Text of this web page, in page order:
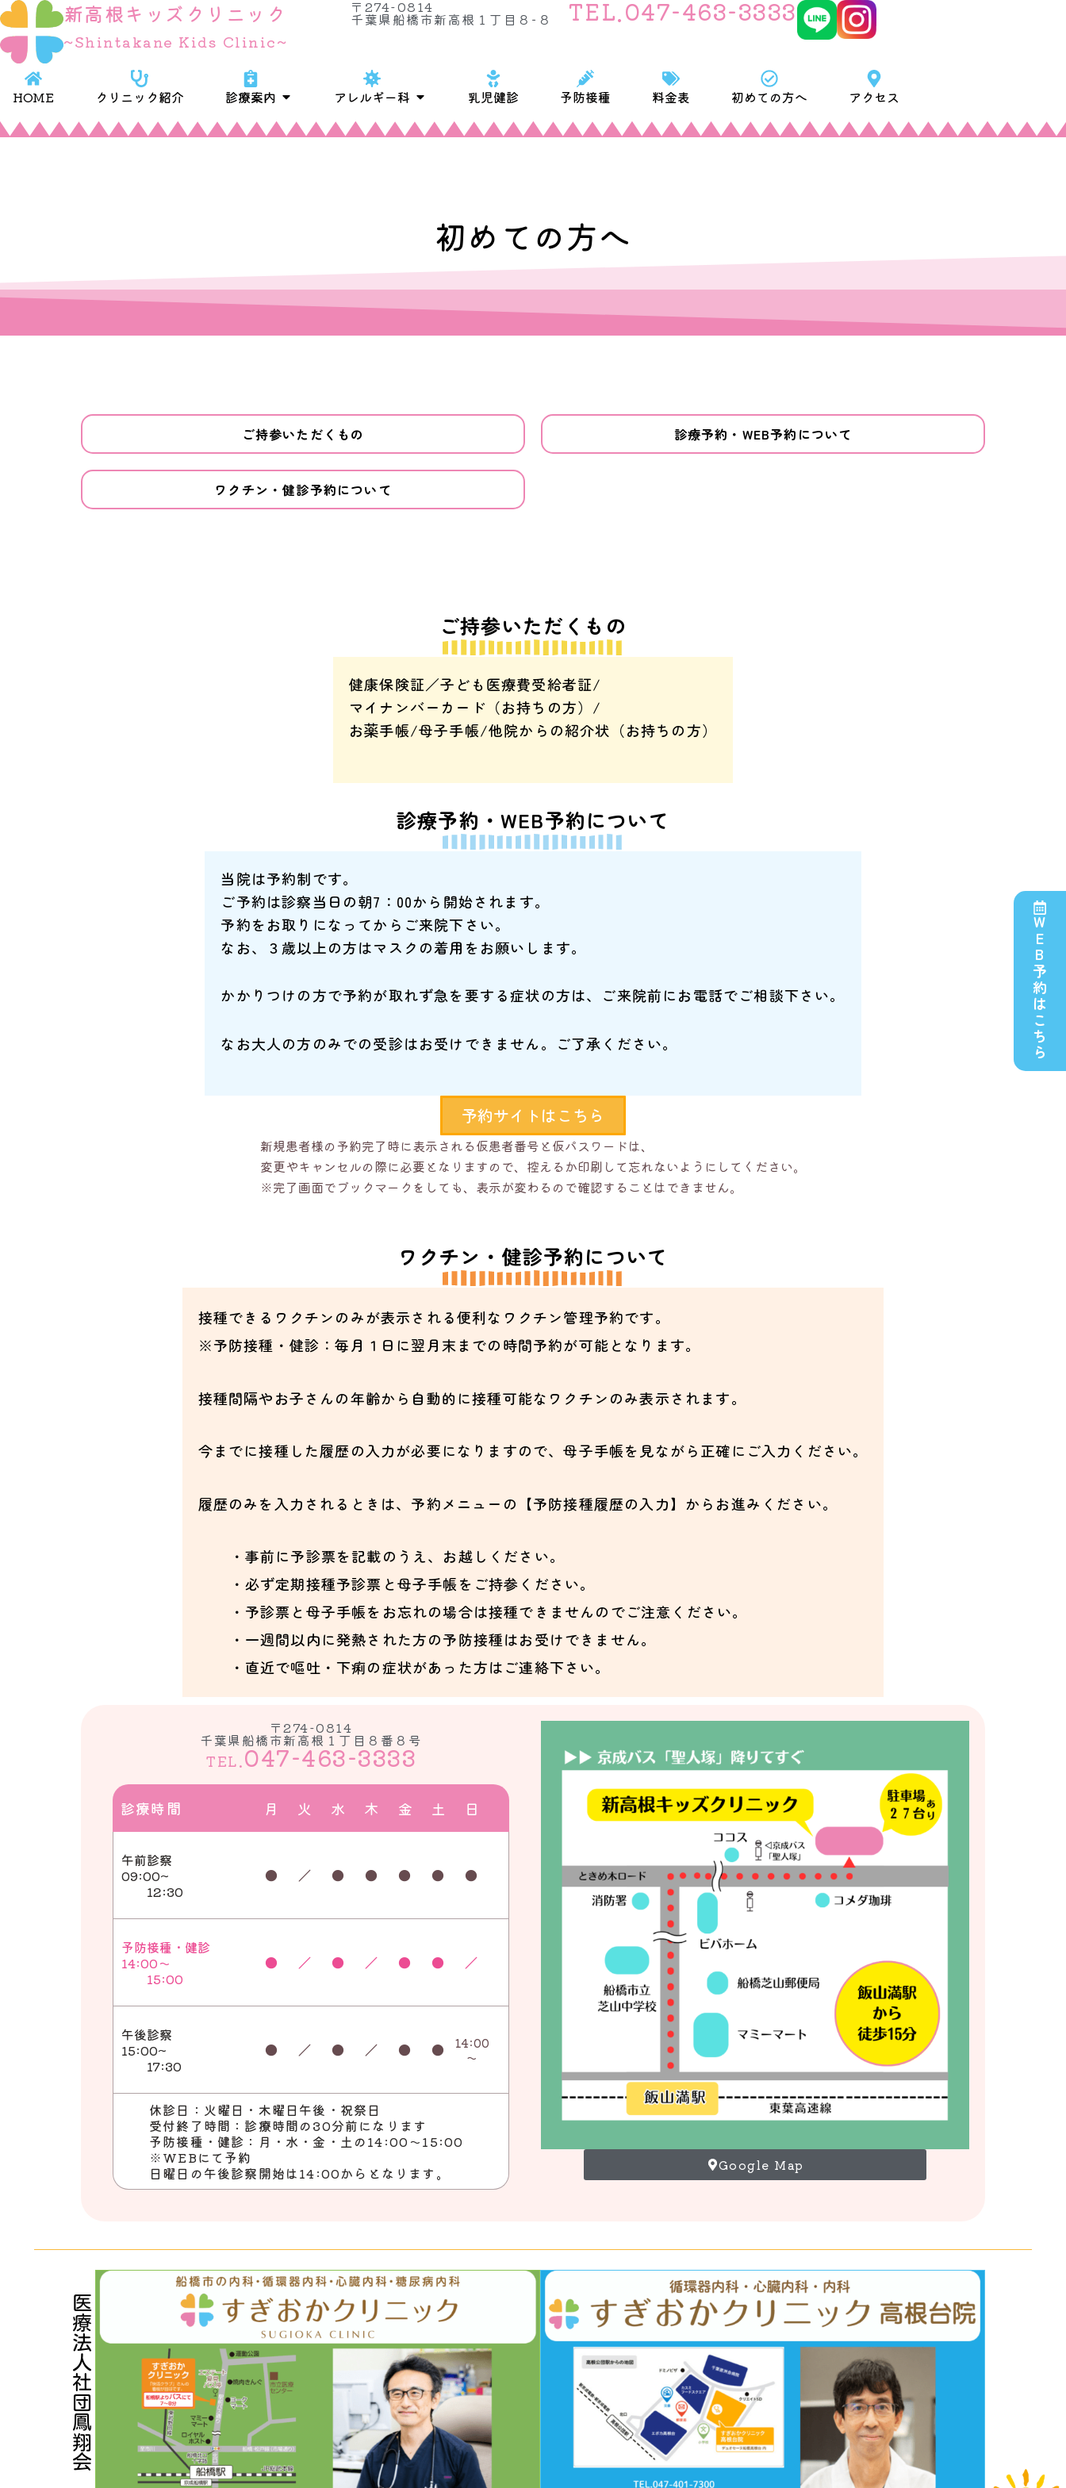
内
容
を
プ
新高根キッズクリニック
~Shintakane Kids Clinic~
〒274-0814
千葉県船橋市新高根１丁目８−８ TEL.047-463-3333
HOME クリニック紹介 診療案内 Open 診療案内アレルギー科 Open アレルギー科
乳児健診 予防接種 料金表 初めての方へ アクセス
WEB予約はこちら
初めての方へ
ご持参いただくもの 診療予約・WEB予約について
ワクチン・健診予約について
ご持参いただくもの
健康保険証／子ども医療費受給者証/
マイナンバーカード（お持ちの方）/
お薬手帳/母子手帳/他院からの紹介状（お持ちの方）
診療予約・WEB予約について
当院は予約制です。
ご予約は診察当日の朝7：00から開始されます。
予約をお取りになってからご来院下さい。
なお、３歳以上の方はマスクの着用をお願いします。
かかりつけの方で予約が取れず急を要する症状の方は、ご来院前にお電話でご相談下さい。
なお大人の方のみでの受診はお受けできません。ご了承ください。
予約サイトはこちら
新規患者様の予約完了時に表示される仮患者番号と仮パスワードは、
変更やキャンセルの際に必要となりますので、控えるか印刷して忘れないようにしてください。
※完了画面でブックマークをしても、表示が変わるので確認することはできません。
ワクチン・健診予約について
接種できるワクチンのみが表示される便利なワクチン管理予約です。
※予防接種・健診：毎月１日に翌月末までの時間予約が可能となります。
接種間隔やお子さんの年齢から自動的に接種可能なワクチンのみ表示されます。
今までに接種した履歴の入力が必要になりますので、母子手帳を見ながら正確にご入力ください。
履歴のみを入力されるときは、予約メニューの【予防接種履歴の入力】からお進みください。
・事前に予診票を記載のうえ、お越しください。
・必ず定期接種予診票と母子手帳をご持参ください。
・予診票と母子手帳をお忘れの場合は接種できませんのでご注意ください。
・一週間以内に発熱された方の予防接種はお受けできません。
・直近で嘔吐・下痢の症状があった方はご連絡下さい。
〒274-0814
千葉県船橋市新高根１丁目８番８号
TEL.047-463-3333
診療時間 月 火 水 木 金 土 日
午前診察
09:00~
12:30
● ／ ● ● ● ● ●
予防接種・健診
14:00～
15:00
● ／ ● ／ ● ● ／
午後診察
15:00~
17:30
● ／ ● ／ ● ●
14:00
～
休診日：火曜日・木曜日午後・祝祭日
受付終了時間：診療時間の30分前になります
予防接種・健診：月・水・金・土の14:00～15:00
※WEBにて予約
日曜日の午後診察開始は14:00からとなります。
Google Map
医療法人社団鳳翔会